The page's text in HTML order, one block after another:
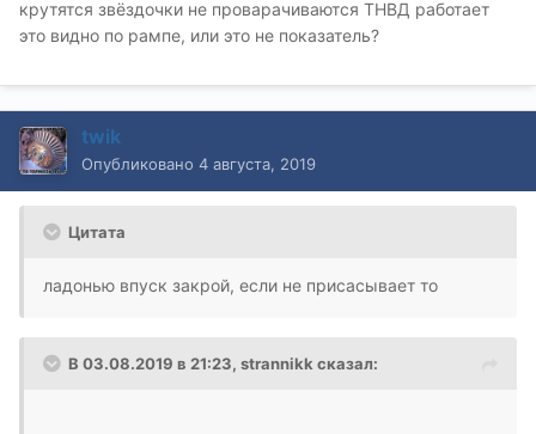
крутятся звёздочки не проварачиваются ТНВД работает
это видно по рампе, или это не показатель?
twik
Опубликовано 4 августа, 2019
Цитата
ладонью впуск закрой, если не присасывает то
В 03.08.2019 в 21:23, strannikk сказал: